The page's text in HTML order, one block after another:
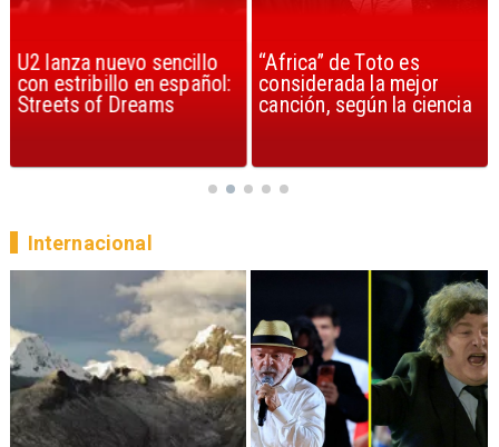
U2 lanza nuevo sencillo
con estribillo en español:
Streets of Dreams
“Africa” de Toto es
considerada la mejor
canción, según la ciencia
Internacional